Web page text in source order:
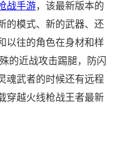
战手游，该最新版本的
的模式、新的武器、还
以往的角色在身材和样
的近战攻击踢腿，防闪
魂武者的时候还有远程
穿越火线枪战王者最新